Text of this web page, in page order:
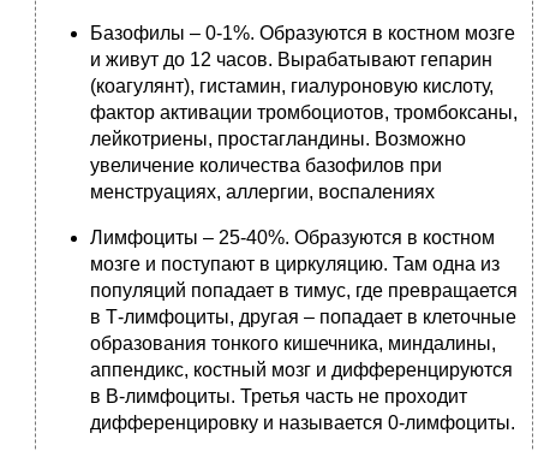
Базофилы – 0-1%. Образуются в костном мозге
и живут до 12 часов. Вырабатывают гепарин
(коагулянт), гистамин, гиалуроновую кислоту,
фактор активации тромбоциотов, тромбоксаны,
лейкотриены, простагландины. Возможно
увеличение количества базофилов при
менструациях, аллергии, воспалениях
Лимфоциты – 25-40%. Образуются в костном
мозге и поступают в циркуляцию. Там одна из
популяций попадает в тимус, где превращается
в Т-лимфоциты, другая – попадает в клеточные
образования тонкого кишечника, миндалины,
аппендикс, костный мозг и дифференцируются
в В-лимфоциты. Третья часть не проходит
дифференцировку и называется 0-лимфоциты.